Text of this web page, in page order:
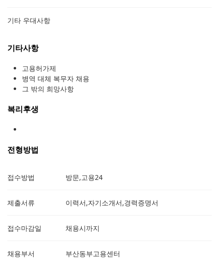
기타 우대사항
기타사항
고용허가제
병역 대체 복무자 채용
그 밖의 희망사항
복리후생
전형방법
접수방법 방문,고용24
제출서류 이력서,자기소개서,경력증명서
접수마감일 채용시까지
채용부서 부산동부고용센터